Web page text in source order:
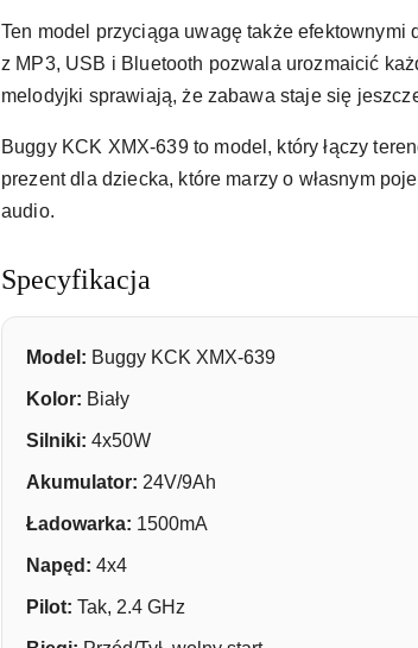
Ten model przyciąga uwagę także
z MP3, USB i Bluetooth pozwala urozmaicić
melodyjki sprawiają, że zabawa staje się
Buggy KCK XMX-639 to model, który łączy
prezent dla dziecka, które marzy o własnym
audio.
Specyfikacja
Model: Buggy KCK XMX-639
Kolor: Biały
Silniki: 4x50W
Akumulator: 24V/9Ah
Ładowarka: 1500mA
Napęd: 4x4
Pilot: Tak, 2.4 GHz